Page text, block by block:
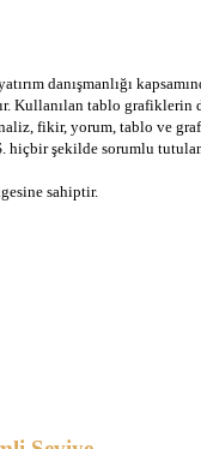
danışmanlığı
Kullanılan tablo
fikir, yorum, tablo ve
hiçbir şekilde sorumlu
sahiptir.